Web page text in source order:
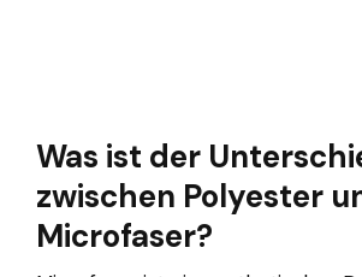
Was ist der
zwischen Polyester
Microfaser?